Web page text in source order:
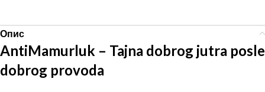
Опис
AntiMamurluk – Tajna dobrog jutra posle
dobrog provoda